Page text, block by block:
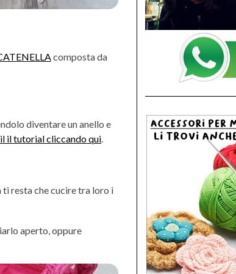
composta da
diventare un anello e
il tutorial cliccando qui
ti resta che cucire tra loro i
aperto, oppure